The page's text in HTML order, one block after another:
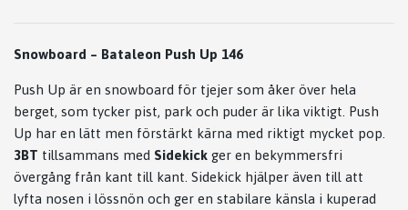
Snowboard – Bataleon Push Up 146
Push Up är en snowboard för tjejer som åker över hela
berget, som tycker pist, park och puder är lika viktigt. Push
Up har en lätt men förstärkt kärna med riktigt mycket pop.
3BT tillsammans med Sidekick ger en bekymmersfri
övergång från kant till kant. Sidekick hjälper även till att
lyfta nosen i lössnön och ger en stabilare känsla i kuperad